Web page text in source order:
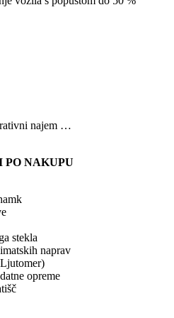
najem …
PO NAKUPU
stekla
naprav
opreme